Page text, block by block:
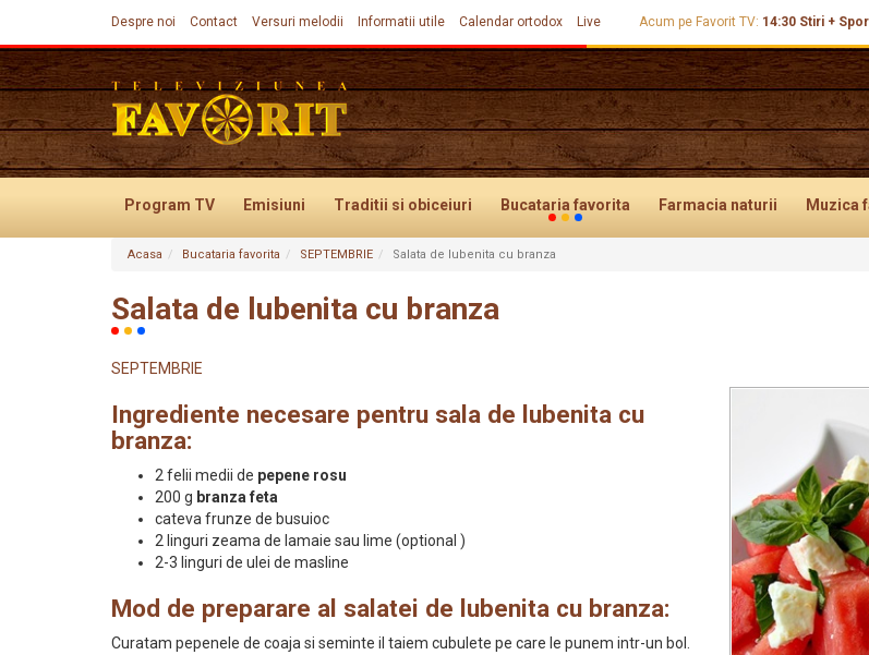
Despre noi Contact Versuri melodii Informatii utile Calendar ortodox Live Acum pe Favorit TV: 14:30 Stiri +
Program TV Emisiuni Traditii si obiceiuri Bucataria favorita Farmacia naturii Muzica
Evenimente
Acasa Bucataria favorita SEPTEMBRIE Salata de lubenita cu branza
Salata de lubenita cu branza
SEPTEMBRIE
Ingrediente necesare pentru sala de lubenita cu
branza:
2 felii medii de pepene rosu
200 g branza feta
cateva frunze de busuioc
2 linguri zeama de lamaie sau lime (optional )
2-3 linguri de ulei de masline
Mod de preparare al salatei de lubenita cu branza:
Curatam pepenele de coaja si seminte il taiem cubulete pe care le punem intr-un bol.